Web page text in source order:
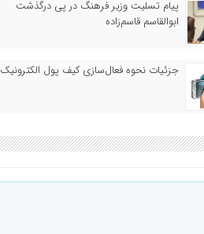
پیام تسلیت وزیر فرهنگ در پی درگذشت
ابوالقاسم قاسم‌زاده
جزئیات نحوه فعال‌سازی کیف پول الکترونیک